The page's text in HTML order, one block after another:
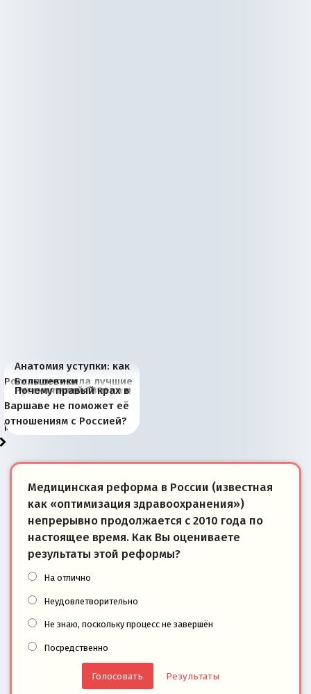
Анатомия уступки: как
Россия потеряла лучшие
рыбопромысловые
районы Баренцева
моря
Большевики
отличаются от «Яблока»
тем, что они -
победители
Киевская марионетка
Запада рассказала о
«переобувании» хозяев
В России назрели
перемены: 15 шагов к
суверенной экономике
Миграционный пожар
Европы
Россия начинает
сбрасывать балласт
Анкориджа
Россия зимой 1904
года: первые уступки во
внутренней политике
Русская нация вчера и
сегодня
Почему правый крах в
Варшаве не поможет её
отношениям с Россией?
Медицинская реформа в России (известная
как «оптимизация здравоохранения»)
непрерывно продолжается с 2010 года по
настоящее время. Как Вы оцениваете
результаты этой реформы?
На отлично
Неудовлетворительно
Не знаю, поскольку процесс не завершён
Посредственно
Результаты